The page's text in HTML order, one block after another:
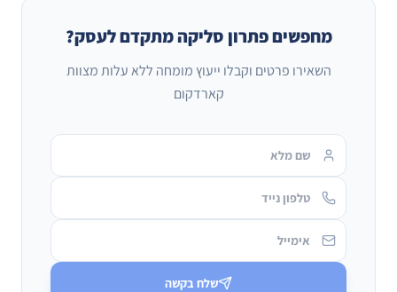
מחפשים פתרון סליקה מתקדם לעסק?
השאירו פרטים וקבלו ייעוץ מומחה ללא עלות מצוות
קארדקום
שלח בקשה